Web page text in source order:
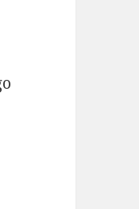
hacer si uno